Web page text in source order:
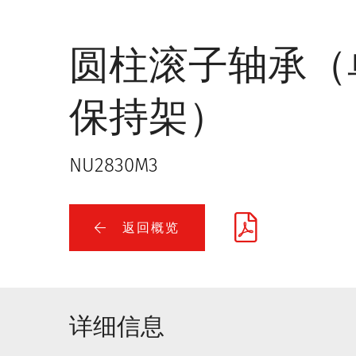
圆柱滚子轴承
保持架）
NU2830M3
返回概览
详细信息